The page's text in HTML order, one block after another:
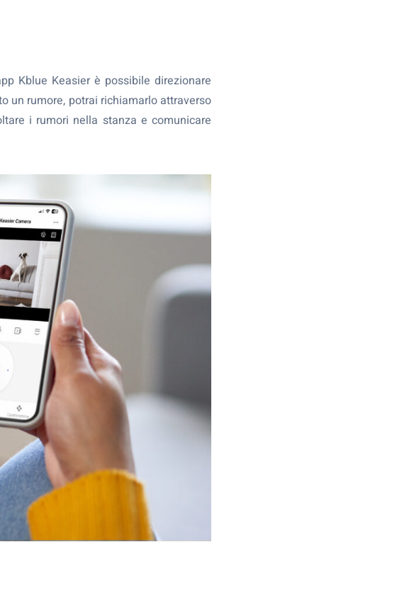
Kblue Keasier è possibile direzionare
un rumore, potrai richiamarlo attraverso
i rumori nella stanza e comunicare